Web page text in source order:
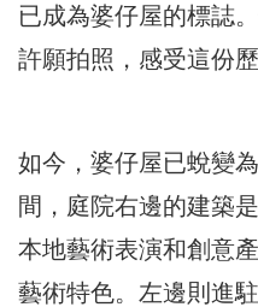
已成為婆仔屋的標誌
許願拍照，感受這份
如今，婆仔屋已蛻變
間，庭院右邊的建築
本地藝術表演和創意
藝術特色。左邊則進